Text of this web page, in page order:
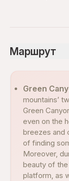
Маршрут
Green
mountains’
Green
even on the
breezes and
of finding
Moreover,
beauty of the
platform, as